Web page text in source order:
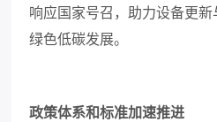
响应国家号召，助力设备更
绿色低碳发展。
政策体系和标准加速推进